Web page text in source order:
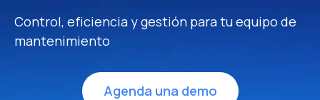
Control, eficiencia y gestión para tu equipo de
mantenimiento
Agenda una demo